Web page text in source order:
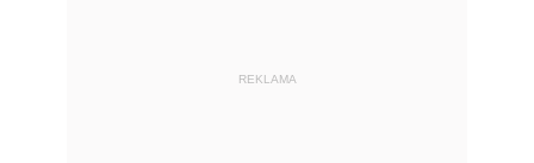
REKLAMA